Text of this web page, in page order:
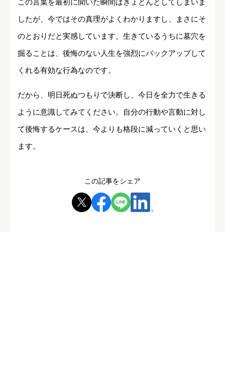
したが、今ではその真理がよくわかりますし、まさにそ
のとおりだと実感しています。生きているうちに墓穴を
掘ることは、後悔のない人生を強烈にバックアップして
くれる有効な行為なのです。
だから、明日死ぬつもりで決断し、今日を全力で生きる
ように意識してみてください。自分の行動や言動に対し
て後悔するケースは、今よりも格段に減っていくと思い
ます。
この記事をシェア